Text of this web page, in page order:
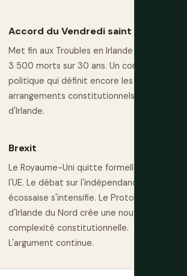
Accord du Vendredi saint
Met fin aux Troubles en Irlande du Nord.
3 500 morts sur 30 ans. Un compromis
politique qui définit encore les
arrangements constitutionnels de l'île
d'Irlande.
Brexit
Le Royaume-Uni quitte formellement
l'UE. Le débat sur l'indépendance
écossaise s'intensifie. Le Protocole
d'Irlande du Nord crée une nouvelle
complexité constitutionnelle.
L'argument continue.